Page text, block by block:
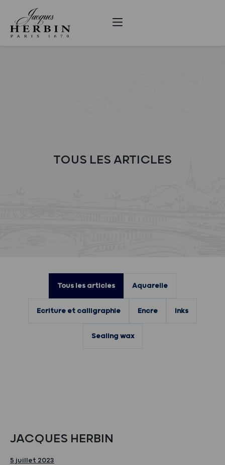
TOUS LES ARTICLES
Tous les articles Aquarelle
Ecriture et calligraphie Encre Inks
Sealing wax
JACQUES HERBIN
5 juillet 2023